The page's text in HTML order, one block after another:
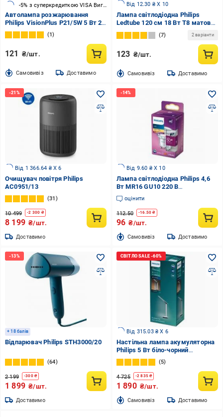
-5% з суперкредиткою VISA Вигода
Автолампа розжарювання
Philips VisionPlus P21/5W 5 Вт 2
шт.(PS 12499 VP B2)
1
121 ₴/шт.
Cамовивіз Доставимо
Від 12.30 ₴ X 10
Лампа світлодіодна Philips
Ledtube 120 см 18 Вт T8 матова
G13 220 В 6500 К 929002375437
7 2 варіанти
123 ₴/шт.
Cамовивіз Доставимо
Від 1 366.64 ₴ X 6
Очищувач повітря Philips
AC0951/13
31
10 499 -2 300 ₴
8 199 ₴/шт.
Доставимо
Від 9.60 ₴ X 10
Лампа світлодіодна Philips 4,6
Вт MR16 GU10 220 В
929001215255
оцінити
112.50 -16.50 ₴
96 ₴/шт.
Cамовивіз Доставимо
+ 18 балів
Відпарювач Philips STH3000/20
64
2 199 -300₴
1 899 ₴/шт.
Доставимо
Від 315.03 ₴ X 6
Настільна лампа акумуляторна
Philips 5 Вт біло-чорний
929003194707
5
4 725 -2 835 ₴
1 890 ₴/шт.
Cамовивіз Доставимо